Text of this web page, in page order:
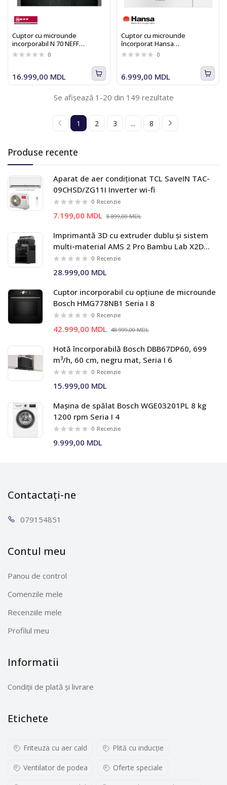
Produse recente
Aparat de aer condiționat TCL SaveIN TAC-
09CHSD/ZG11I Inverter wi-fi
0 Recenzie
7.199,00 MDL 8.899,00 MDL
Imprimantă 3D cu extruder dublu și sistem
multi-material AMS 2 Pro Bambu Lab X2D
Combo
0 Recenzie
28.999,00 MDL
Cuptor incorporabil cu opțiune de microunde
Bosch HMG778NB1 Seria I 8
0 Recenzie
42.999,00 MDL 48.999,00 MDL
Hotă încorporabilă Bosch DBB67DP60, 699
m³/h, 60 cm, negru mat, Seria I 6
0 Recenzie
15.999,00 MDL
Mașina de spălat Bosch WGE03201PL 8 kg
1200 rpm Seria I 4
0 Recenzie
9.999,00 MDL
Cuptor cu microunde
incorporabil N 70 NEFF
C17WR00G00
16.999,00 MDL
Cuptor cu microunde
încorporat Hansa
AMMB25E1WH
0
6.999,00 MDL
Se afișează 1-20 din 149 rezultate
1 2 3 ... 8
Contactați-ne
0791 54851
Contul meu
Panou de control
Comenzile mele
Recenziile mele
Profilul meu
Informatii
Condiții de plată și livrare
Etichete
Friteuza cu aer cald Plită cu inducţie
Ventilator de podea Oferte speciale